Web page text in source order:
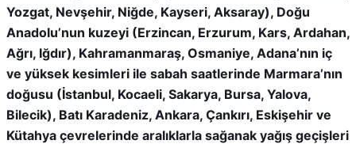
Yozgat, Nevşehir, Niğde, Kayseri, Aksaray), Doğu
Anadolu’nun kuzeyi (Erzincan, Erzurum, Kars, Ardahan,
Ağrı, Iğdır), Kahramanmaraş, Osmaniye, Adana’nın iç
ve yüksek kesimleri ile sabah saatlerinde Marmara’nın
doğusu (İstanbul, Kocaeli, Sakarya, Bursa, Yalova,
Bilecik), Batı Karadeniz, Ankara, Çankırı, Eskişehir ve
Kütahya çevrelerinde aralıklarla sağanak yağış geçişleri